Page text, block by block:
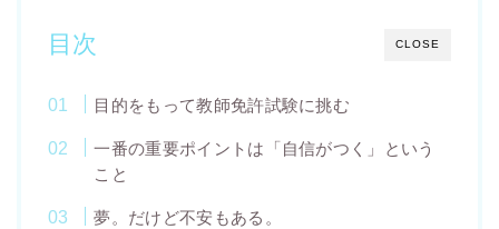
CLOSE
目次
目的をもって教師免許試験に挑む
一番の重要ポイントは「自信がつく」という
こと
夢。だけど不安もある。